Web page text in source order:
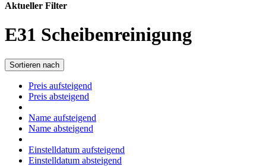
Aktueller Filter
E31 Scheibenreinigung
Sortieren nach
Preis aufsteigend
Preis absteigend
Name aufsteigend
Name absteigend
Einstelldatum aufsteigend
Einstelldatum absteigend